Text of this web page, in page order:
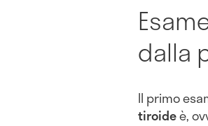
dalla
Il primo
tiroideè,